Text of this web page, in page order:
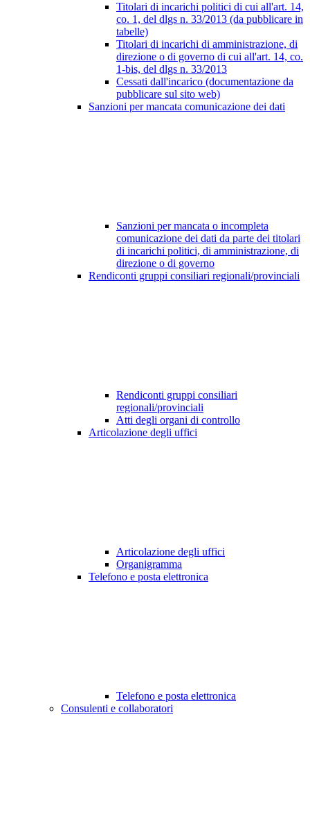
Titolari di incarichi politici di cui all'art. 14,
co. 1, del dlgs n. 33/2013 (da pubblicare in
tabelle)
Titolari di incarichi di amministrazione, di
direzione o di governo di cui all'art. 14, co.
1-bis, del dlgs n. 33/2013
Cessati dall'incarico (documentazione da
pubblicare sul sito web)
Sanzioni per mancata comunicazione dei dati
Sanzioni per mancata o incompleta
comunicazione dei dati da parte dei titolari
di incarichi politici, di amministrazione, di
direzione o di governo
Rendiconti gruppi consiliari regionali/provinciali
Rendiconti gruppi consiliari
regionali/provinciali
Atti degli organi di controllo
Articolazione degli uffici
Articolazione degli uffici
Organigramma
Telefono e posta elettronica
Telefono e posta elettronica
Consulenti e collaboratori